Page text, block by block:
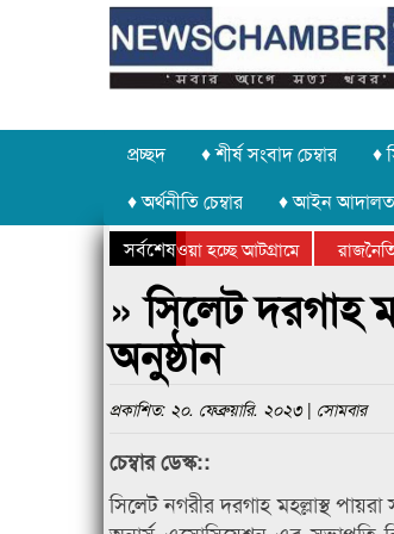
প্রচ্ছদ ♦ শীর্ষ সংবাদ চেম্বার ♦
♦ অর্থনীতি চেম্বার
♦ আইন আদালত
সর্বশেষ
চুরি করে নিয়ে যাওয়া হচ্ছে আটগ্রামে
ক্রীড়া প্রতিযোগিতার পুরস্কার বিতরণ সম্পন্ন
» সিলেট দরগাহ
অনুষ্ঠান
প্রকাশিত: ২০. ফেব্রুয়ারি. ২০২৩ | সোমবার
চেম্বার ডেস্ক::
সিলেট নগরীর দরগাহ মহল্লাস্থ